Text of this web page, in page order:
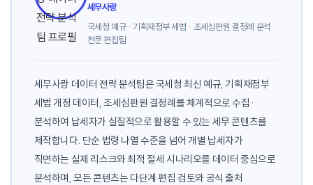
세무사랑
국세청 예규 · 기획재정부 세법 · 조세심판원 결정례 분석
전문 편집팀
세무사랑 데이터 전략 분석팀은 국세청 최신 예규, 기획재정부
세법 개정 데이터, 조세심판원 결정례를 체계적으로 수집·
분석하여 납세자가 실질적으로 활용할 수 있는 세무 콘텐츠를
제작합니다. 단순 법령 나열 수준을 넘어 개별 납세자가
직면하는 실제 리스크와 최적 절세 시나리오를 데이터 중심으로
분석하며, 모든 콘텐츠는 다단계 편집 검토와 공식 출처